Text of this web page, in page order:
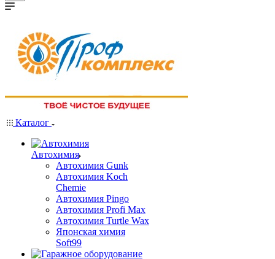
Каталог
Автохимия
Автохимия Gunk
Автохимия Koch
Chemie
Автохимия Pingo
Автохимия Profi Max
Автохимия Turtle Wax
Японская химия
Soft99